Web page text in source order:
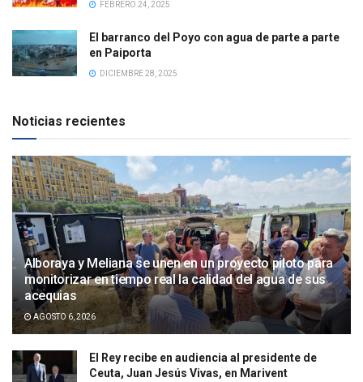
FEBRERO 24, 2025
El barranco del Poyo con agua de parte a parte
en Paiporta
DICIEMBRE 28, 2025
Noticias recientes
Alboraya y Meliana se unen en un proyecto piloto para
monitorizar en tiempo real la calidad del agua de sus
acequias
AGOSTO 6, 2026
El Rey recibe en audiencia al presidente de
Ceuta, Juan Jesús Vivas, en Marivent